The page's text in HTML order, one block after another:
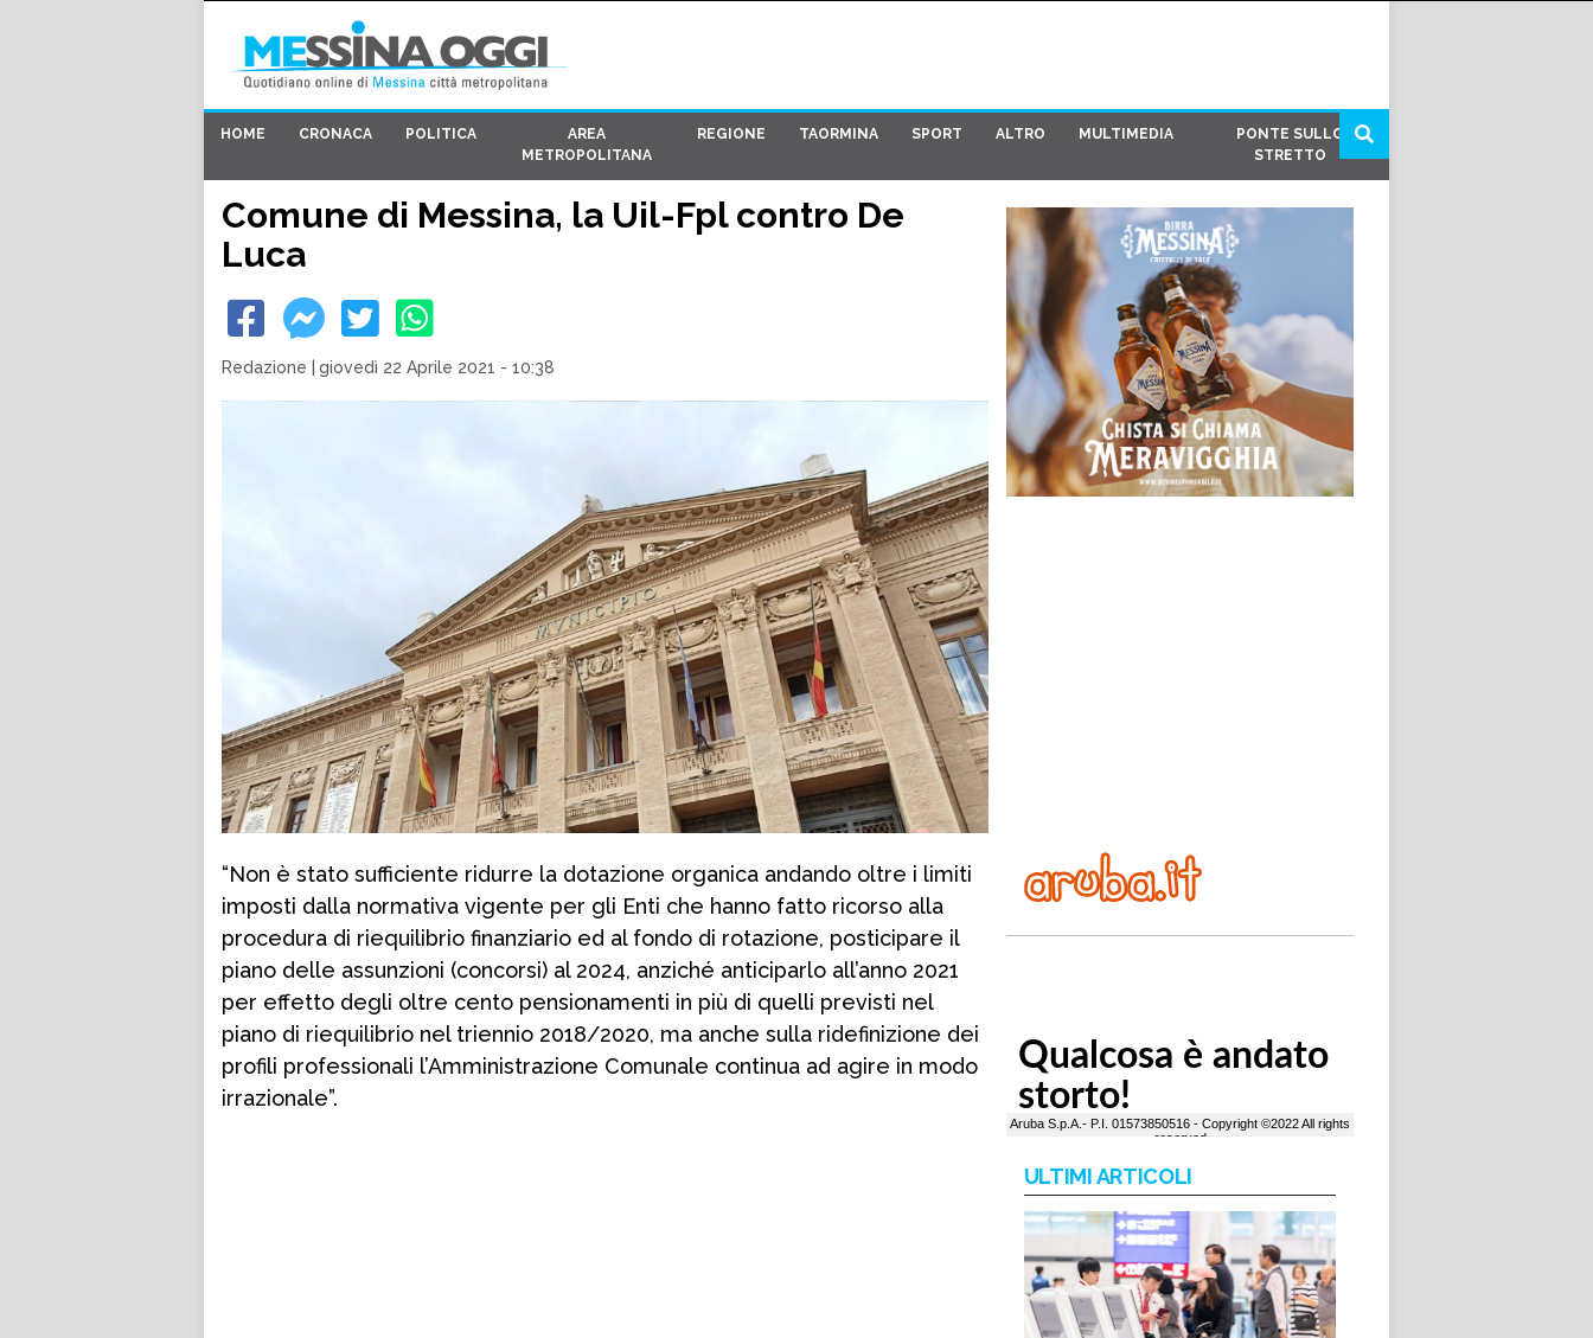
HOME CRONACA POLITICA
AREA
METROPOLITANA
REGIONE TAORMINA SPORT ALTRO MULTIMEDIA
PONTE SULLO
STRETTO
Comune di Messina, la Uil-Fpl contro De
Luca
Redazione giovedì 22 Aprile 2021 - 10:38
“Non è stato sufficiente ridurre la dotazione organica andando oltre i limiti
imposti dalla normativa vigente per gli Enti che hanno fatto ricorso alla
procedura di riequilibrio finanziario ed al fondo di rotazione, posticipare il
piano delle assunzioni (concorsi) al 2024, anziché anticiparlo all’anno 2021
per effetto degli oltre cento pensionamenti in più di quelli previsti nel
piano di riequilibrio nel triennio 2018/2020, ma anche sulla ridefinizione dei
profili professionali l’Amministrazione Comunale continua ad agire in modo
irrazionale”.
ULTIMI ARTICOLI